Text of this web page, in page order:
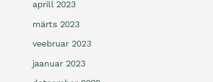
aprill 2023
märts 2023
veebruar 2023
jaanuar 2023